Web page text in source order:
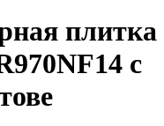
плитка
с